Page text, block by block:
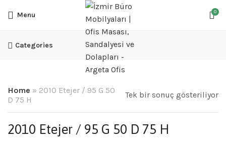
Menu 0
Categories
Home » 2010 Etejer / 95 G 50
D 75 H
Tek bir sonuç gösteriliyor
2010 Etejer / 95 G 50 D 75 H